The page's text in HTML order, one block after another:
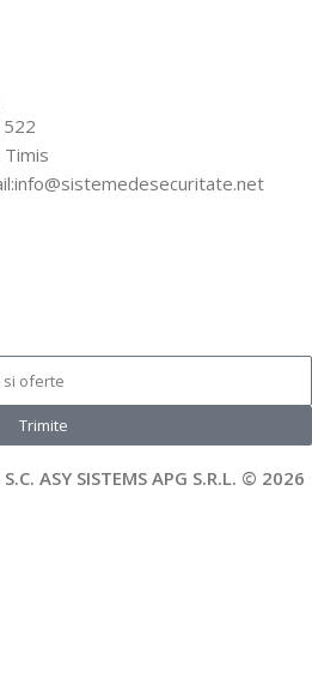
Timis
Trimite
S.C. ASY SISTEMS APG S.R.L. © 2026